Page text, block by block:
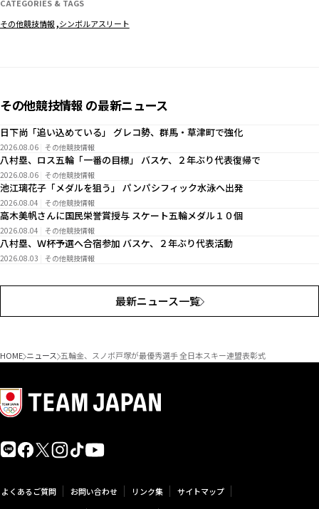
CATEGORIES & TAGS
その他競技情報 シンボルアスリート
その他競技情報 の最新ニュース
日下尚「追い込めている」 グレコ勢、群馬・草津町で強化
2026.08.06 その他競技情報
八村塁、ロス五輪「一番の目標」 バスケ、２年ぶり代表復帰で
2026.08.06 その他競技情報
池江璃花子「メダルを狙う」 パンパシフィック水泳へ出発
2026.08.04 その他競技情報
高木美帆さんに国民栄誉賞授与 スケート五輪メダル１０個
2026.08.04 その他競技情報
八村塁、Ｗ杯予選へ合宿参加 バスケ、２年ぶり代表活動
2026.08.03 その他競技情報
最新ニュース一覧
HOME ニュース 五輪金、スノボ戸塚が最優秀選手 全日本スキー連盟表彰式
よくあるご質問 お問い合わせ リンク集
サイトマップ